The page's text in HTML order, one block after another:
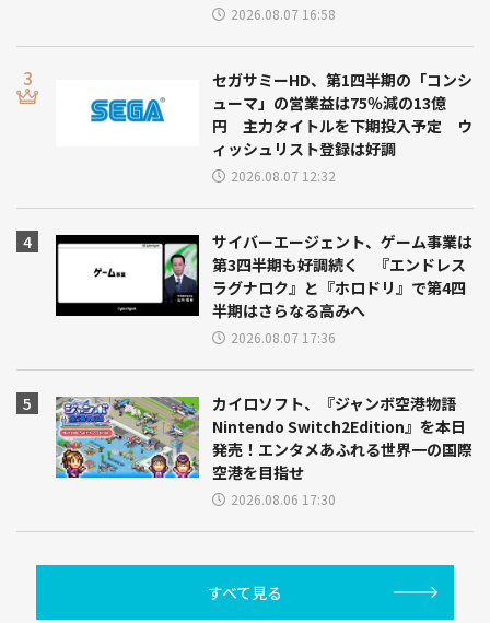
2026.08.07 16:58
セガサミーHD、第1四半期の「コンシ
ューマ」の営業益は75％減の13億
円 主力タイトルを下期投入予定 ウ
ィッシュリスト登録は好調
2026.08.07 12:32
サイバーエージェント、ゲーム事業は
第3四半期も好調続く 『エンドレス
ラグナロク』と『ホロドリ』で第4四
半期はさらなる高みへ
2026.08.07 17:36
カイロソフト、『ジャンボ空港物語
Nintendo Switch2Edition』を本日
発売！エンタメあふれる世界一の国際
空港を目指せ
2026.08.06 17:30
すべて見る